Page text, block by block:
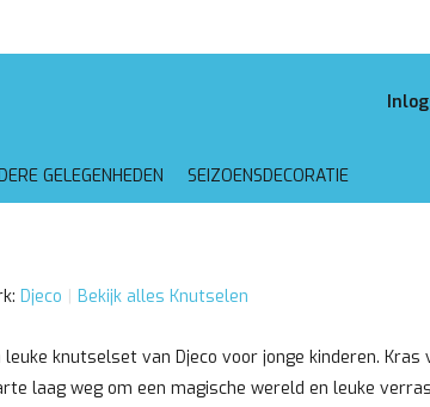
GELEGENHEDEN SEIZOENSDECORATIE
Djeco Bekijk alles Knutselen
leuke knutselset van Djeco voor jonge kinderen. Kras
laag weg om een magische wereld en leuke